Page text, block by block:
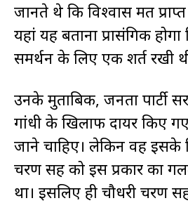
जानते थे कि विश्वास मत
यहां यह बताना प्रासंगिक होगा
समर्थन के लिए एक शर्त रखी
उनके मुताबिक, जनता पार्टी
गांधी के खिलाफ दायर किए
जाने चाहिए। लेकिन वह इसके
चरण सिंह को इस प्रकार का
था। इसलिए ही चौधरी चरण